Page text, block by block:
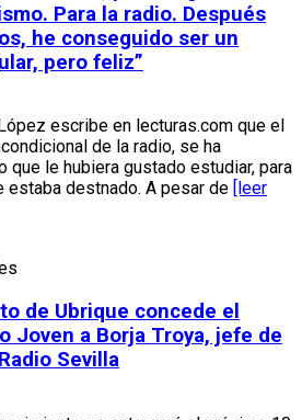
Para la radio. Después
he conseguido ser un
pero feliz”
escribe en lecturas.com que el
de la radio, se ha
que le hubiera gustado estudiar, para
estaba destnado. A pesar de
[leer
de Ubrique concede el
Joven a Borja Troya, jefe de
Sevilla